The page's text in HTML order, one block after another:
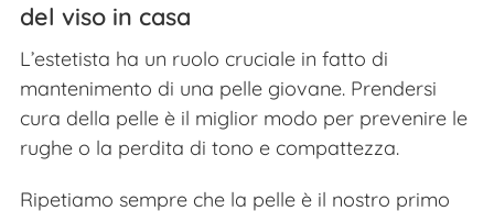
del viso in casa
L’estetista ha un ruolo cruciale in fatto di
mantenimento di una pelle giovane. Prendersi
cura della pelle è il miglior modo per prevenire le
rughe o la perdita di tono e compattezza.
Ripetiamo sempre che la pelle è il nostro primo